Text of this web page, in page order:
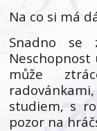
Na co si má
Snadno se
může
studiem, s
pozor na